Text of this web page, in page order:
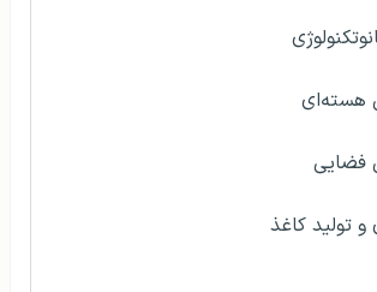
هسته‌ای
فضایی
و تولید کاغذ